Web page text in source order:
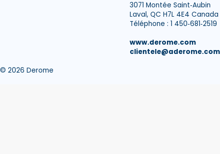
3071 Montée Saint‑Aubin
Laval, QC H7L 4E4 Canada
Téléphone : 1 450‑681‑2519
www.derome.com
clientele@aderome.com
© 2026 Derome